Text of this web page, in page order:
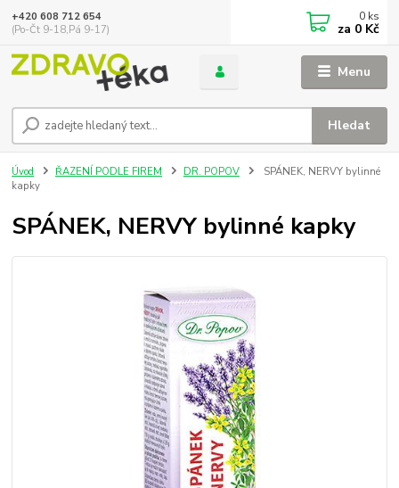
Menu
Hledat
+420 608 712 654
(Po-Čt 9-18,Pá 9-17)
0 ks
za 0 Kč
Úvod ŘAZENÍ PODLE FIREM DR. POPOV
SPÁNEK, NERVY bylinné
kapky
SPÁNEK, NERVY bylinné kapky